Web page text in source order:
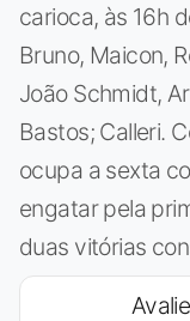
carioca, às 16h
Bruno, Maicon,
João Schmidt,
Bastos; Calleri.
ocupa a sexta
engatar pela
duas vitórias